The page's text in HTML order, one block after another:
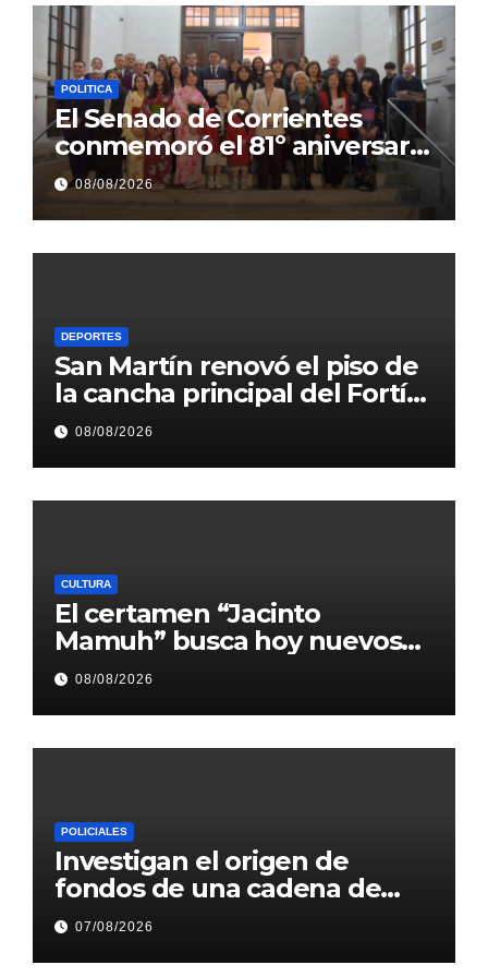
POLITICA
El Senado de Corrientes
conmemoró el 81º aniversario
del bombardeo de Hiroshima
con un mensaje de paz
08/08/2026
DEPORTES
San Martín renovó el piso de
la cancha principal del Fortín
Rojinegro
08/08/2026
CULTURA
El certamen “Jacinto
Mamuh” busca hoy nuevos
talentos correntinos en el
barrio San Gerónimo
08/08/2026
POLICIALES
Investigan el origen de
fondos de una cadena de
gimnasios en el nordeste
07/08/2026